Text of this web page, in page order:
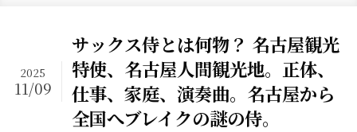
サックス侍とは何物？ 名古屋観光
特使、名古屋人間観光地。正体、
仕事、家庭、演奏曲。名古屋から
全国へブレイクの謎の侍。
2025
11/09